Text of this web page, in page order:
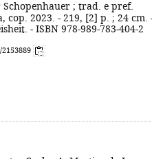
; trad. e pref.
cop. 2023. - 219, [2] p. ; 24 cm.
- ISBN 978-989-783-404-2